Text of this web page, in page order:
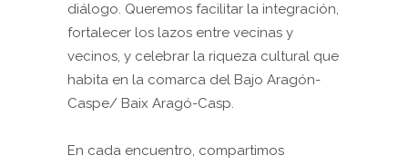
diálogo. Queremos facilitar la integración,
fortalecer los lazos entre vecinas y
vecinos, y celebrar la riqueza cultural que
habita en la comarca del Bajo Aragón-
Caspe/ Baix Aragó-Casp.
En cada encuentro, compartimos